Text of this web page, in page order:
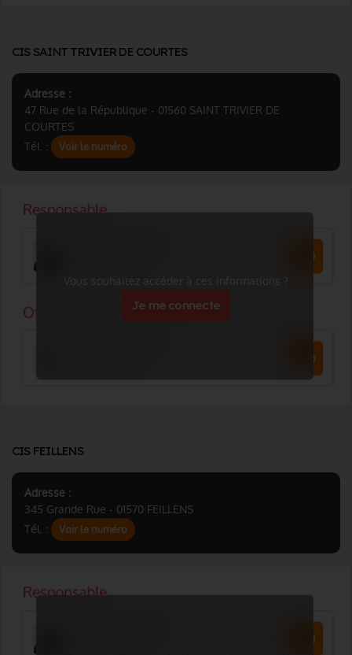
CIS SAINT TRIVIER DE COURTES
Adresse :
47 Rue de la République - 01560 SAINT TRIVIER DE
COURTES
Tél. :
Voir le numéro
Vous souhaitez accéder à ces informations ?
Je me connecte
CIS FEILLENS
Adresse :
345 Grande Rue - 01570 FEILLENS
Tél. :
Voir le numéro